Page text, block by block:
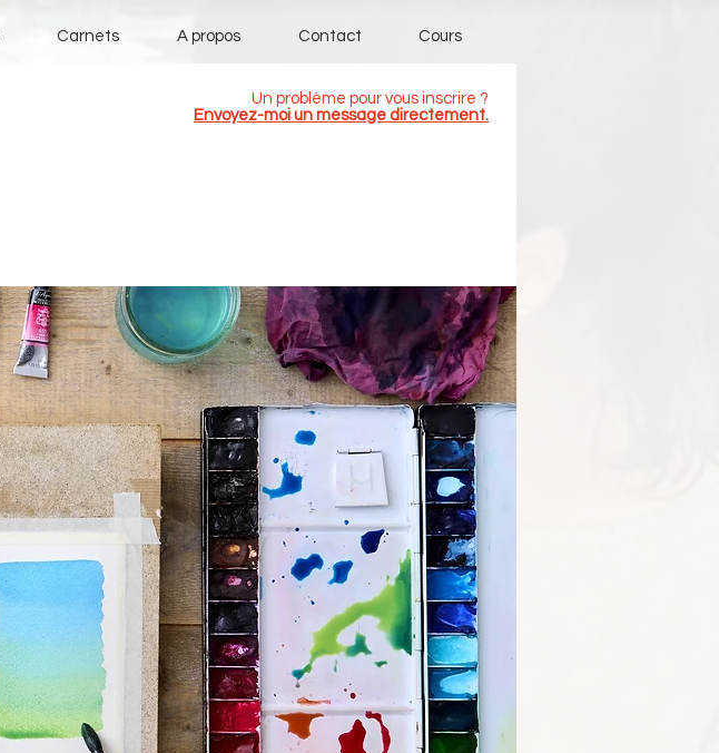
Carnets A propos Contact Cours
Un problème pour vous inscrire ?
Envoyez-moi un message directement.